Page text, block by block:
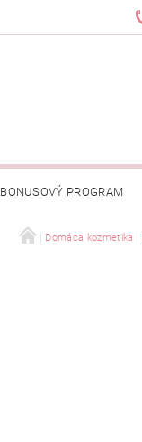
BONUSOVÝ PROGRAM
Domáca kozmetika